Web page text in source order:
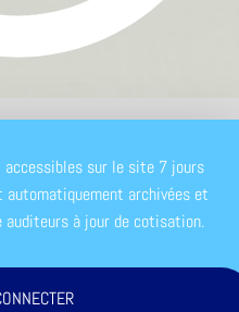
sur le site 7 jours
archivées et
auditeurs à jour de cotisation.